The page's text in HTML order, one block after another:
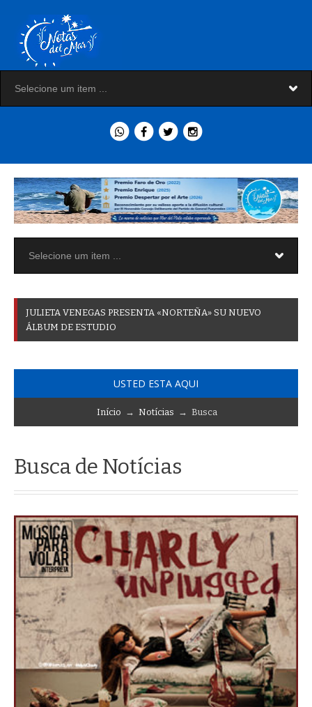
JULIETA VENEGAS PRESENTA «NORTEÑA» SU NUEVO
ÁLBUM DE ESTUDIO
USTED ESTA AQUI
Início → Notícias → Busca
Busca de Notícias